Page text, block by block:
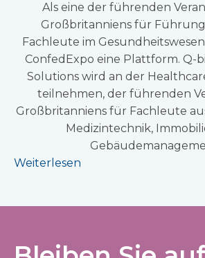
Als eine der führenden
Großbritanniens für
Fachleute im
ConfedExpo eine Plattform. Q-
Solutions wird an der
teilnehmen, der führenden
Großbritanniens für Fachleute
Medizintechnik,
Weiterlesen